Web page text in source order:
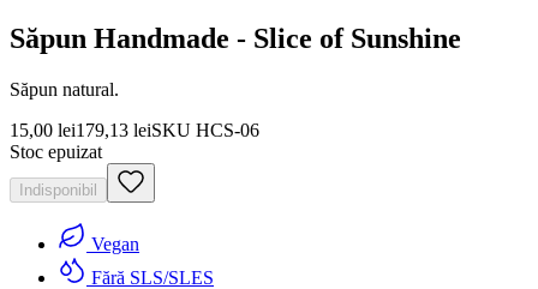
Săpun Handmade - Slice of Sunshine
Săpun natural.
15,00 lei179,13 leiSKU HCS-06
Stoc epuizat
Indisponibil
Vegan
Fără SLS/SLES